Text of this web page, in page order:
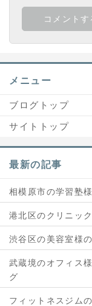
メニュー
ブログトップ
サイトトップ
最新の記事
相模原市の学習塾
港北区のクリニッ
渋谷区の美容室様
武蔵境のオフィス
グ
フィットネスジム